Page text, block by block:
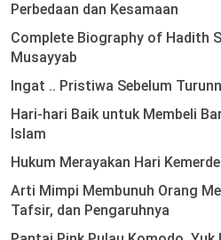
Perbedaan dan Kesamaan
Complete Biography of Hadith
Musayyab
Ingat .. Pristiwa Sebelum
Hari-hari Baik untuk Membeli
Islam
Hukum Merayakan Hari
Arti Mimpi Membunuh Orang
Tafsir, dan Pengaruhnya